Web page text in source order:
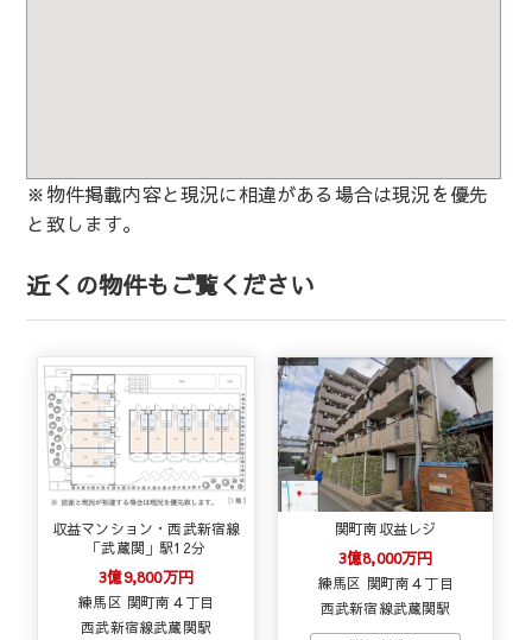
※物件掲載内容と現況に相違がある場合は現況を優先
と致します。
近くの物件もご覧ください
収益マンション・西武新宿線
「武蔵関」駅12分
3億9,800万円
練馬区 関町南４丁目
西武新宿線武蔵関駅
関町南収益レジ
3億8,000万円
練馬区 関町南４丁目
西武新宿線武蔵関駅